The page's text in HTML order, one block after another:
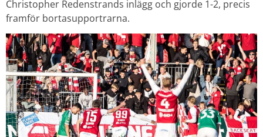
Christopher Redenstrands inlägg och gjorde 1-2, precis
framför bortasupportrarna.